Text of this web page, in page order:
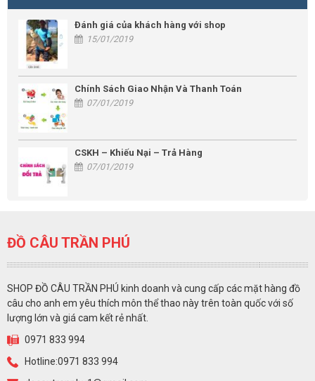
Đánh giá của khách hàng với shop
15/01/2019
Chính Sách Giao Nhận Và Thanh Toán
07/01/2019
CSKH – Khiếu Nại – Trả Hàng
07/01/2019
ĐỒ CÂU TRẦN PHÚ
SHOP ĐỒ CÂU TRẦN PHÚ kinh doanh và cung cấp các mặt hàng đồ
câu cho anh em yêu thích môn thể thao này trên toàn quốc với số
lượng lớn và giá cam kết rẻ nhất.
0971 833 994
Hotline:0971 833 994